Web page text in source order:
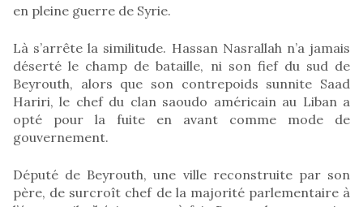
en pleine guerre de Syrie.
Là s’arrête la similitude. Hassan Nasrallah n’a jamais
déserté le champ de bataille, ni son fief du sud de
Beyrouth, alors que son contrepoids sunnite Saad
Hariri, le chef du clan saoudo américain au Liban a
opté pour la fuite en avant comme mode de
gouvernement.
Député de Beyrouth, une ville reconstruite par son
père, de surcroît chef de la majorité parlementaire à